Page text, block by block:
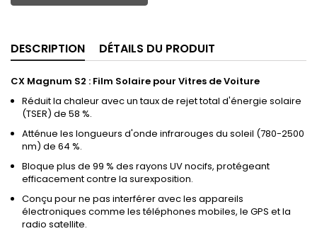
DESCRIPTION DÉTAILS DU PRODUIT
CX Magnum S2 : Film Solaire pour Vitres de Voiture
Réduit la chaleur avec un taux de rejet total d'énergie solaire
(TSER) de 58 %.
Atténue les longueurs d'onde infrarouges du soleil (780-2500
nm) de 64 %.
Bloque plus de 99 % des rayons UV nocifs, protégeant
efficacement contre la surexposition.
Conçu pour ne pas interférer avec les appareils
électroniques comme les téléphones mobiles, le GPS et la
radio satellite.